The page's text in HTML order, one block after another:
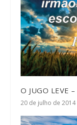
O JUGO LEVE
20 de julho de 2014